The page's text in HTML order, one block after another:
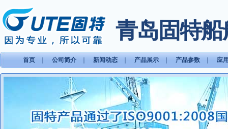
青岛固特
首页 公司简介 新闻动态 产品展示 产品参数 应